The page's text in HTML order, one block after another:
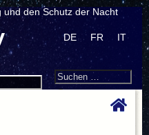
den Schutz der Nacht
DE FR IT
Search
Suchen